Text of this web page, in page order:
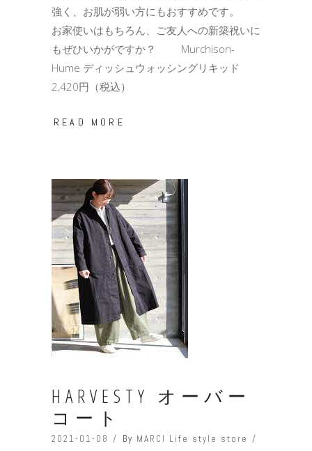
強く、お肌が弱い方にもおすすめです。
お家使いはもちろん、ご友人への新築祝いに
もぜひいかがですか？ Murchison-
Hume ディッシュウォッシングリキッド
2,420円（税込）
READ MORE
HARVESTY オーバー
コート
2021-01-08 By MARCI Life style store